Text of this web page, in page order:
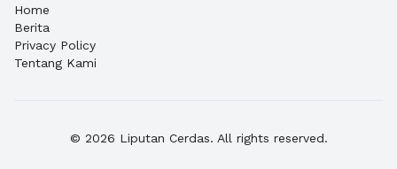
Home
Berita
Privacy Policy
Tentang Kami
© 2026 Liputan Cerdas. All rights reserved.